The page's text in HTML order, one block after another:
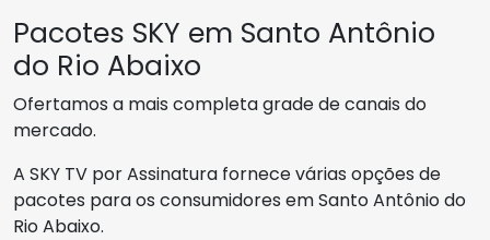
Pacotes SKY em Santo Antônio
do Rio Abaixo
Ofertamos a mais completa grade de canais do
mercado.
A SKY TV por Assinatura fornece várias opções de
pacotes para os consumidores em Santo Antônio do
Rio Abaixo.